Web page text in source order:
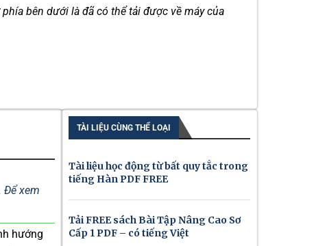
bên dưới là đã có thể tải được về máy của
Để xem
hướng
TÀI LIỆU CÙNG THỂ LOẠI
Tài liệu học động từ bất quy tắc trong
tiếng Hàn PDF FREE
Tải FREE sách Bài Tập Nâng Cao Sơ
Cấp 1 PDF – có tiếng Việt